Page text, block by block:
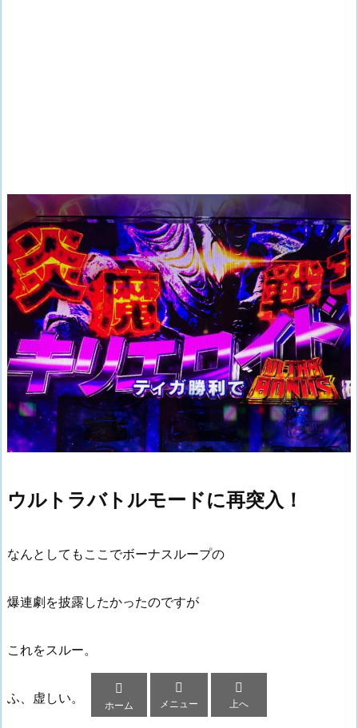
ウルトラバトルモードに再突入！
なんとしてもここでボーナスループの
爆連劇を披露したかったのですが
これをスルー。
ふ、虚しい。

ホーム

メニュー

上へ